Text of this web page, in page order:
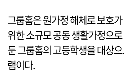
그룹홈은 원가정 해체로 보호
위한 소규모 공동 생활가정으
둔 그룹홈의 고등학생을 대상
램이다.